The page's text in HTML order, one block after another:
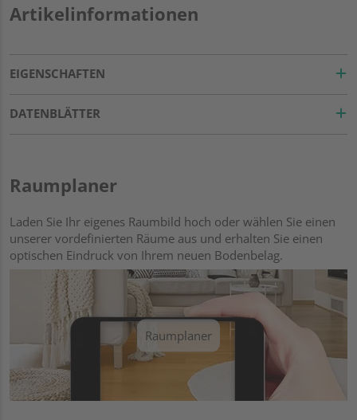
Artikelinformationen
EIGENSCHAFTEN
DATENBLÄTTER
Raumplaner
Laden Sie Ihr eigenes Raumbild hoch oder wählen Sie einen
unserer vordefinierten Räume aus und erhalten Sie einen
optischen Eindruck von Ihrem neuen Bodenbelag.
Raumplaner